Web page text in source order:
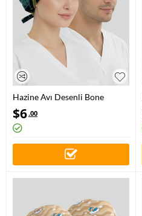
Hazine Avı Desenli Bone
(Cotton Likra Kumaş)
$6.00